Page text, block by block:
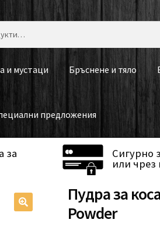
и мустаци Бръснене и тяло
предложения
за Сигурно
или
Пудра за
Powder